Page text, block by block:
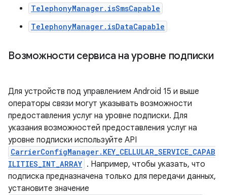
TelephonyManager.isSmsCapable
TelephonyManager.isDataCapable
Возможности сервиса на уровне подписки
Для устройств под управлением Android 15 и выше
операторы связи могут указывать возможности
предоставления услуг на уровне подписки. Для
указания возможностей предоставления услуг на
уровне подписки используйте API
CarrierConfigManager.KEY_CELLULAR_SERVICE_CAPAB
ILITIES_INT_ARRAY . Например, чтобы указать, что
подписка предназначена только для передачи данных,
установите значение